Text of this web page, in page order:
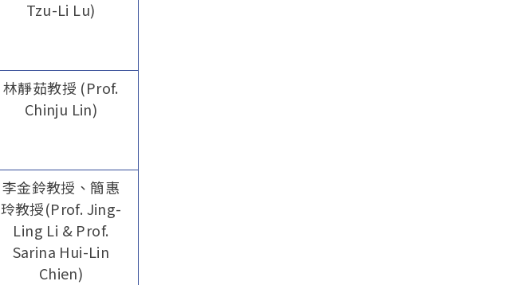
Tzu-Li Lu)
林靜茹教授 (Prof.
Chinju Lin)
李金鈴教授、簡惠
玲教授(Prof. Jing-
Ling Li & Prof.
Sarina Hui-Lin
Chien)